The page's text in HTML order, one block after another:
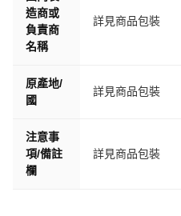
造商或
負責商
名稱
詳見商品包裝
原產地/
國
詳見商品包裝
注意事
項/備註
欄
詳見商品包裝